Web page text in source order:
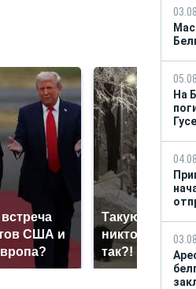
США и
Такую зиму в
никто не ждал:
так?!
На